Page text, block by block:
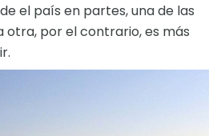
el país en partes, una de las
otra, por el contrario, es más